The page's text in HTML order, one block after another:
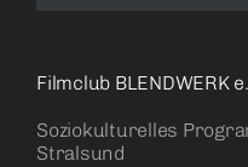
Filmclub BLENDWERK
Soziokulturelles
Stralsund